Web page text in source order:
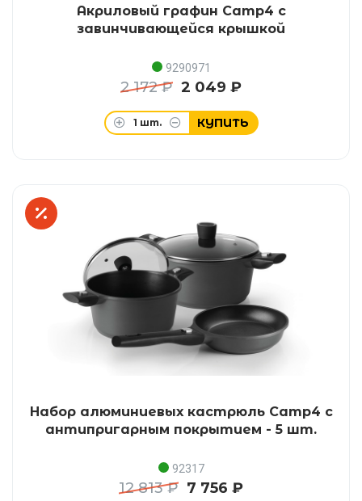
Акриловый графин Camp4 с
завинчивающейся крышкой
9290971
2 172 ₽ 2 049 ₽
1 шт. КУПИТЬ
Набор алюминиевых кастрюль Camp4 с
антипригарным покрытием - 5 шт.
92317
12 813 ₽ 7 756 ₽